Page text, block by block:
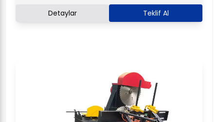
Detaylar Teklif Al